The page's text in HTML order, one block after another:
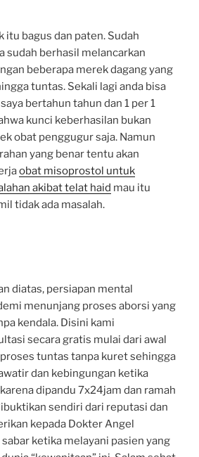
itu bagus dan paten. Sudah
sudah berhasil melancarkan
beberapa merek dagang yang
tuntas. Sekali lagi anda bisa
bertahun tahun dan 1 per 1
kunci keberhasilan bukan
obat penggugur saja. Namun
yang benar tentu akan
obat misoprostol untuk
akibat telat haid mau itu
tidak ada masalah.
diatas, persiapan mental
menunjang proses aborsi yang
kendala. Disini kami
secara gratis mulai dari awal
tuntas tanpa kuret sehingga
dan kebingungan ketika
dipandu 7x24jam dan ramah
sendiri dari reputasi dan
kepada Dokter Angel
ketika melayani pasien yang